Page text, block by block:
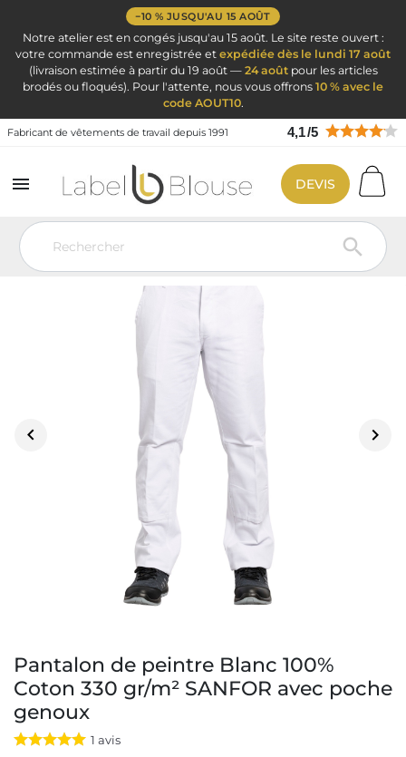
−10 % JUSQU'AU 15 AOÛT
Notre atelier est en congés jusqu'au 15 août. Le site reste ouvert :
votre commande est enregistrée et expédiée dès le lundi 17 août
(livraison estimée à partir du 19 août — 24 aoûtpour les articles
brodés ou floqués). Pour l'attente, nous vous offrons 10 % avec le
code AOUT10.
Fabricant de vêtements de travail depuis 1991 4,1/5


DEVIS
Vêtement de travail Vêtement de travail
Pantalon de travail
 
Pantalon de peintre Blanc 100%
Coton 330 gr/m² SANFOR avec poche
genoux
1 avis